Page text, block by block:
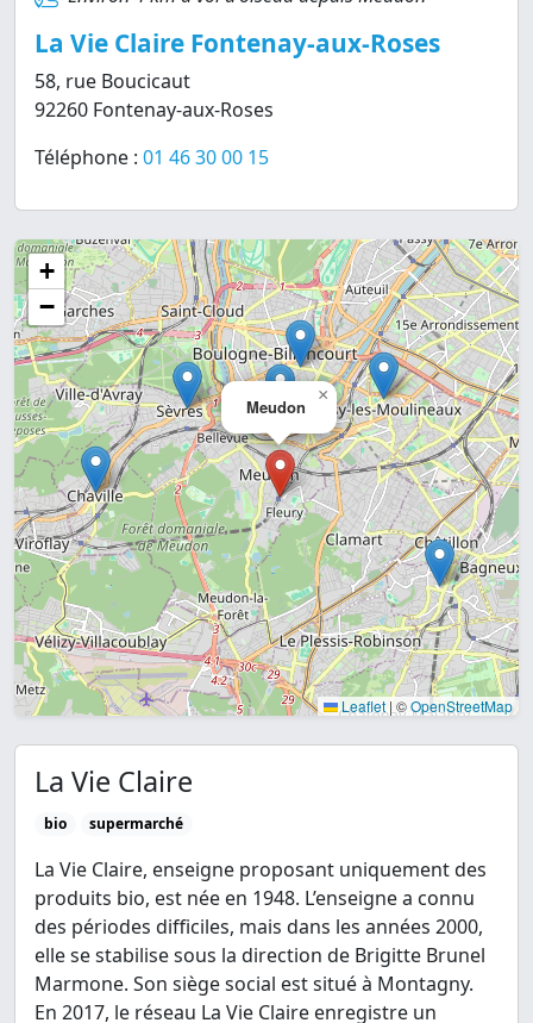
La Vie Claire Fontenay-aux-Roses
58, rue Boucicaut
92260 Fontenay-aux-Roses
Téléphone : 01 46 30 00 15
Meudon
×
+
−
Leaflet | ©OpenStreetMap
La Vie Claire
bio supermarché
La Vie Claire, enseigne proposant uniquement des
produits bio, est née en 1948. L’enseigne a connu
des périodes difficiles, mais dans les années 2000,
elle se stabilise sous la direction de Brigitte Brunel
Marmone. Son siège social est situé à Montagny.
En 2017, le réseau La Vie Claire enregistre un